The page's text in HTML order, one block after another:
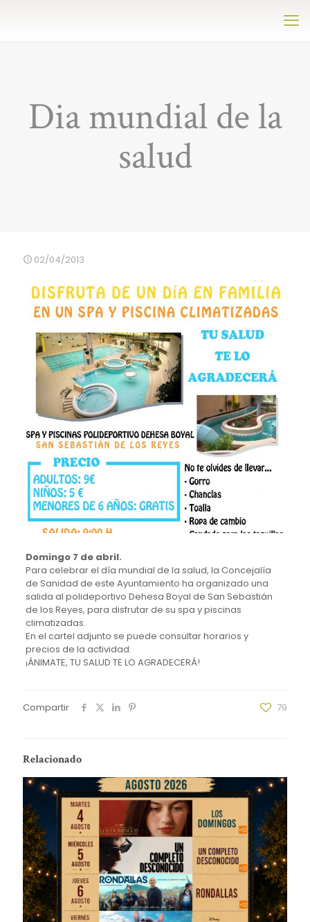
Dia mundial de la
salud
02/04/2013
Domingo 7 de abril.
Para celebrar el día mundial de la salud, la Concejalía
de Sanidad de este Ayuntamiento ha organizado una
salida al polideportivo Dehesa Boyal de San Sebastián
de los Reyes, para disfrutar de su spa y piscinas
climatizadas.
En el cartel adjunto se puede consultar horarios y
precios de la actividad.
¡ÁNIMATE, TU SALUD TE LO AGRADECERÁ!
Compartir 79
Relacionado